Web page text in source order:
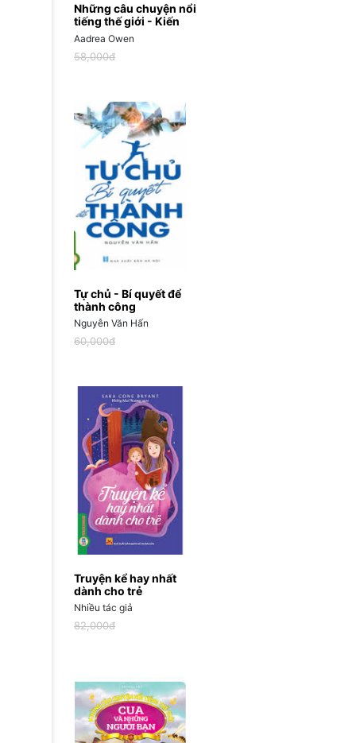
Những câu chuyện nổi
tiếng thế giới - Kiến
chăm chỉ và châu
chấu ham chơi
Aadrea Owen
58,000đ
Tự chủ - Bí quyết để
thành công
Nguyễn Văn Hấn
60,000đ
Truyện kể hay nhất
dành cho trẻ
Nhiều tác giả
82,000đ